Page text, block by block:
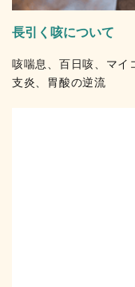
長引く咳について
咳喘息、百日咳、マイ
支炎、胃酸の逆流